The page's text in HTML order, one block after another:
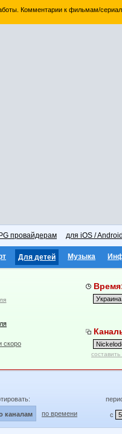
Комментарии к фильмам/
провайдерам для iOS /
Для детей Музыка
скоро
каналам по времени с